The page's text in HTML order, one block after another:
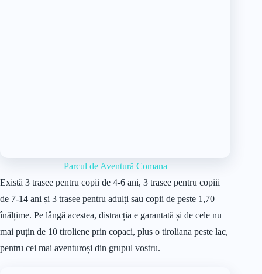
Parcul de Aventură Comana
Există 3 trasee pentru copii de 4-6 ani, 3 trasee pentru copiii
de 7-14 ani și 3 trasee pentru adulți sau copii de peste 1,70
înălțime. Pe lângă acestea, distracția e garantată și de cele nu
mai puțin de 10 tiroliene prin copaci, plus o tiroliana peste lac,
pentru cei mai aventuroși din grupul vostru.